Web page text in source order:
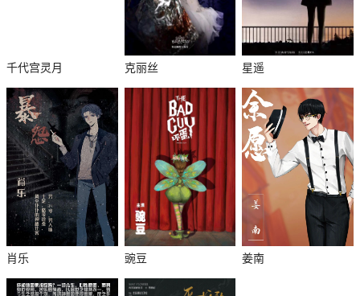
千代宫灵月 克丽丝 星遥
肖乐 豌豆 姜南